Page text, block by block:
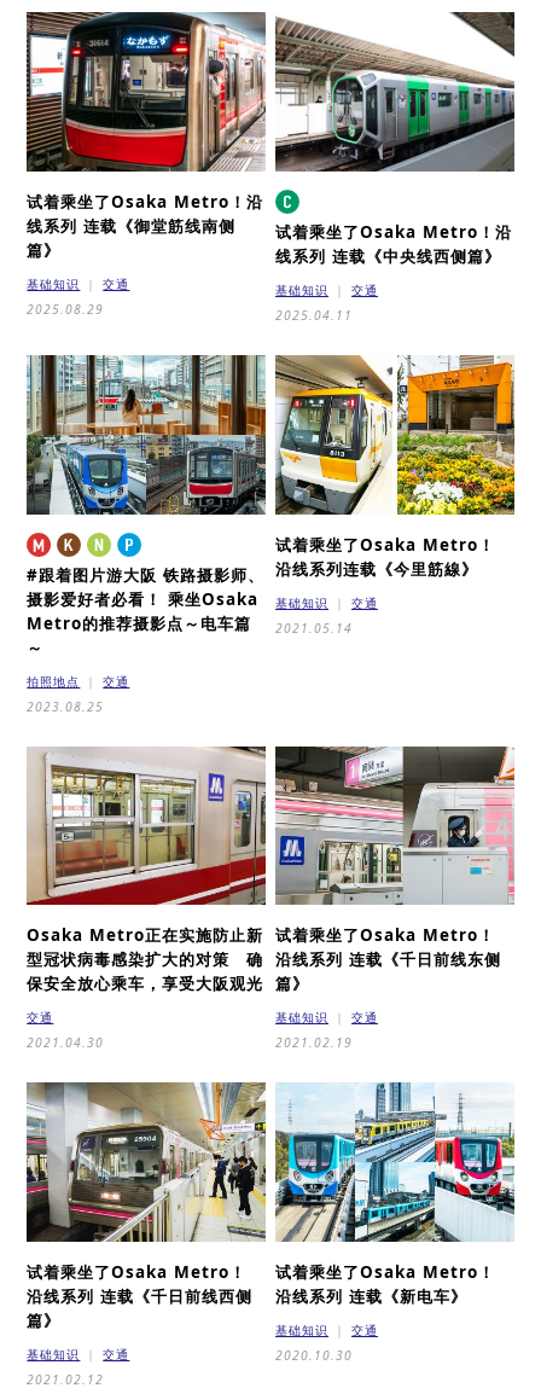
试着乘坐了Osaka Metro！沿
线系列 连载 《御堂筋线南侧
篇》
基础知识
交通
2025.08.29
试着乘坐了Osaka Metro！沿
线系列 连载 《中央线西侧篇》
基础知识
交通
2025.04.11
#跟着图片游大阪铁路摄影师、
摄影爱好者必看！乘坐Osaka
Metro的推荐摄影点～电车篇
～
拍照地点
交通
2023.08.25
试着乘坐了Osaka Metro！
沿线系列连载 《今里筋線》
基础知识
交通
2021.05.14
Osaka Metro正在实施防止新
型冠状病毒感染扩大的对策确
保安全放心乘车，享受大阪观光
交通
2021.04.30
试着乘坐了Osaka Metro！
沿线系列 连载 《千日前线东侧
篇》
基础知识
交通
2021.02.19
试着乘坐了Osaka Metro！
沿线系列 连载 《千日前线西侧
篇》
基础知识
交通
2021.02.12
试着乘坐了Osaka Metro！
沿线系列 连载 《新电车》
基础知识
交通
2020.10.30